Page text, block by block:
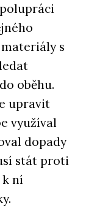
s
oběhu.
upravit
využíval
dopady
stát proti
ní